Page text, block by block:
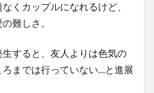
くカップルになれるけど、
難しさ。
すると、友人よりは色気の
までは行っていない…と進展